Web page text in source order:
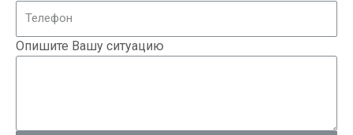
Опишите Вашу ситуацию